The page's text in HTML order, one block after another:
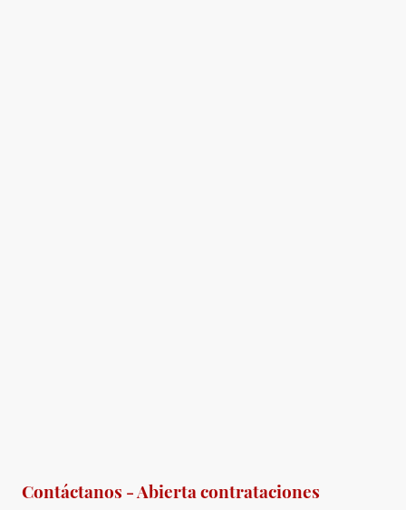
Contáctanos - Abierta contrataciones